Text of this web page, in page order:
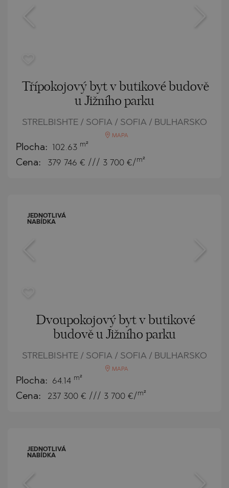
Třípokojový byt v butikové budově
u Jižního parku
STRELBISHTE / SOFIA / SOFIA / BULHARSKO
MAPA
Plocha: 102.63 m²
Cena: 379 746 € /// 3 700 €/ m²
JEDNOTLIVÁ
NABÍDKA
Dvoupokojový byt v butikové
budově u Jižního parku
STRELBISHTE / SOFIA / SOFIA / BULHARSKO
MAPA
Plocha: 64.14 m²
Cena: 237 300 € /// 3 700 €/ m²
JEDNOTLIVÁ
NABÍDKA